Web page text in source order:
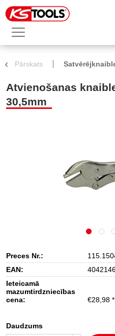
Pārskats
Atvienošanas
30,5mm
Preces Nr.:
EAN:
Ieteicamā
mazumtirdzniecības
cena:
€28,98 *
Daudzums